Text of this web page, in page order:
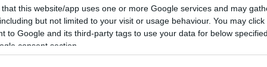
that this website/app uses one or more Google services and may
but not limited to your visit or usage behaviour. You may
to Google and its third-party tags to use your data for below
consent section.
ΠΡΟΪΟΝΤΑ-ΥΠΗΡΕΣΙΕΣ
Η ΕΕ παρουσιάζει σήμερα το
ψηφιακό πιστοποιητικό